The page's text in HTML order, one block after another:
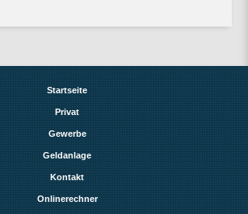
Startseite
Privat
Gewerbe
Geldanlage
Kontakt
Onlinerechner